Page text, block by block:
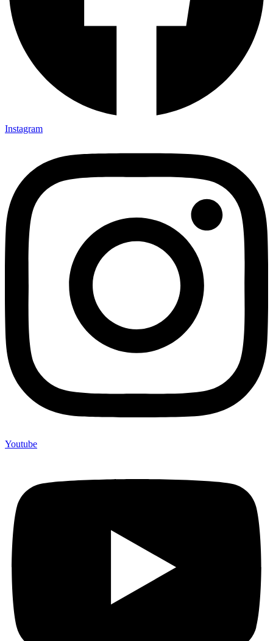
Instagram
Youtube